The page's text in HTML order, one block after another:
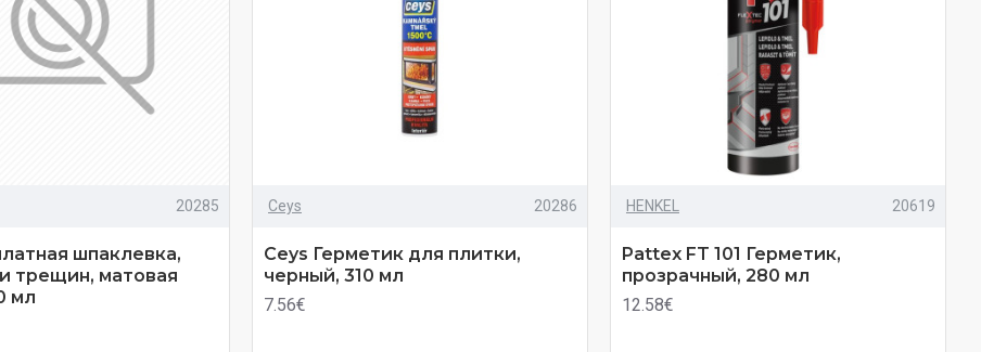
20285
шпаклевка,
трещин, матовая
мл
Ceys 20286
Ceys Герметик для плитки,
черный, 310 мл
7.56€
HENKEL 20619
Pattex FT 101 Герметик,
прозрачный, 280 мл
12.58€